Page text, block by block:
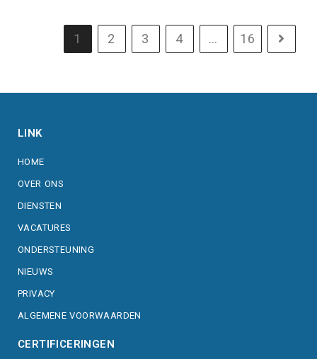
1 2 3 4 … 16
LINK
HOME
OVER ONS
DIENSTEN
VACATURES
ONDERSTEUNING
NIEUWS
PRIVACY
ALGEMENE VOORWAARDEN
CERTIFICERINGEN